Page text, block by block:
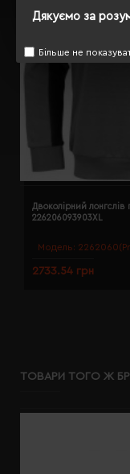
Дякуємо за
Більше не
Модель:
Двоколірний
226206093903XL
2733.54 грн
ТОВАРИ ТОГО Ж